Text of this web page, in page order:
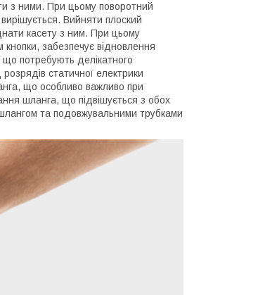
з ними. При цьому поворотний
Вийняти плоский
касету з ним. При цьому
забезпечує відновлення
потребують делікатного
статичної електрики
що особливо важливо при
шланга, що підвішується з обох
та подовжувальними трубками